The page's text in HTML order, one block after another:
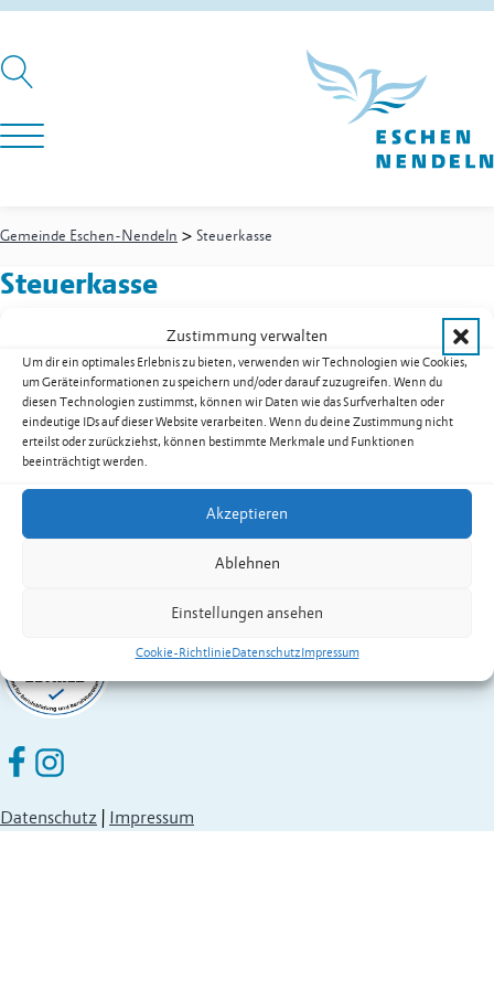
Zustimmung verwalten
Um dir ein optimales Erlebnis zu bieten, verwenden wir Technologien wie Cookies,
um Geräteinformationen zu speichern und/oder darauf zuzugreifen. Wenn du
diesen Technologien zustimmst, können wir Daten wie das Surfverhalten oder
eindeutige IDs auf dieser Website verarbeiten. Wenn du deine Zustimmung nicht
erteilst oder zurückziehst, können bestimmte Merkmale und Funktionen
beeinträchtigt werden.
Akzeptieren
Ablehnen
Einstellungen ansehen
Cookie-RichtlinieDatenschutzImpressum
Gemeinde Eschen-Nendeln > Steuerkasse
Steuerkasse
Gemeinde Eschen-Nendeln
St. Martins-Ring 2, 9492 Eschen
Fürstentum Liechtenstein
+423 377 50 10
Eschen Nendeln auf Facebook
Eschen Nendeln auf Instagram
Datenschutz | Impressum